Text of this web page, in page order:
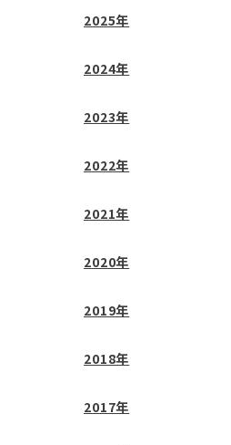
2025年
2024年
2023年
2022年
2021年
2020年
2019年
2018年
2017年